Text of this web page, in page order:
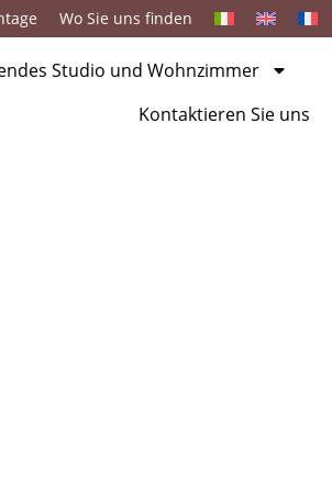
Wo Sie uns finden
Studio und Wohnzimmer
Kontaktieren Sie uns